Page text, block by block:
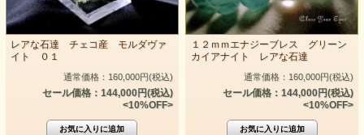
レアな石達 チェコ産 モルダヴァ
イト ０１
通常価格：160,000円(税込)
セール価格：144,000円(税込)
<10%OFF>
１２ｍｍエナジーブレス グリーン
カイアナイト レアな石達
通常価格：160,000円(税込)
セール価格：144,000円(税込)
<10%OFF>